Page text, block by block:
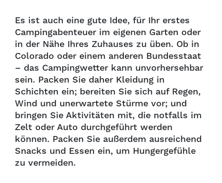
Es ist auch eine gute Idee, für Ihr erstes
Campingabenteuer im eigenen Garten oder
in der Nähe Ihres Zuhauses zu üben. Ob in
Colorado oder einem anderen Bundesstaat
– das Campingwetter kann unvorhersehbar
sein. Packen Sie daher Kleidung in
Schichten ein; bereiten Sie sich auf Regen,
Wind und unerwartete Stürme vor; und
bringen Sie Aktivitäten mit, die notfalls im
Zelt oder Auto durchgeführt werden
können. Packen Sie außerdem ausreichend
Snacks und Essen ein, um Hungergefühle
zu vermeiden.